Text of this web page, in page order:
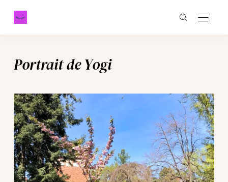
Portrait de Yogi